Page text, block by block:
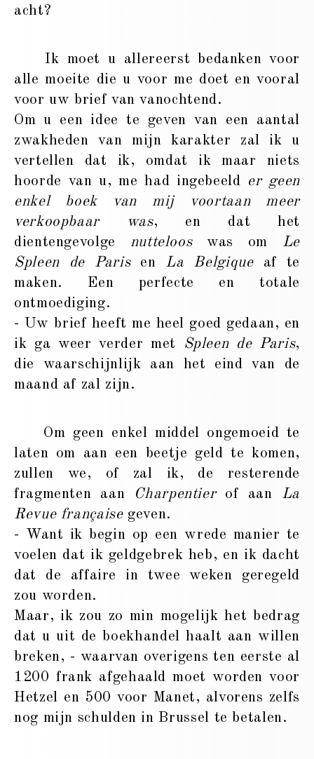
acht?
Ik moet u allereerst bedanken voor
alle moeite die u voor me doet en vooral
voor uw brief van vanochtend.
Om u een idee te geven van een aantal
zwakheden van mijn karakter zal ik u
vertellen dat ik, omdat ik maar niets
hoorde van u, me had ingebeeld er geen
enkel boek van mij voortaan meer
verkoopbaar was, en dat het
dientengevolge nuttelooswas om Le
Spleen de Paris en La Belgiqueaf te
maken. Een perfecte en totale
ontmoediging.
- Uw brief heeft me heel goed gedaan, en
ik ga weer verder met
Spleen de Paris,
die waarschijnlijk aan het eind van de
maand af zal zijn.
Om geen enkel middel ongemoeid te
laten om aan een beetje geld te komen,
zullen we, of zal ik, de resterende
fragmenten aan
Charpentierof aan La
Revue françaisegeven.
- Want ik begin op een wrede manier te
voelen dat ik geldgebrek heb, en ik dacht
dat de affaire in twee weken geregeld
zou worden.
Maar, ik zou zo min mogelijk het bedrag
dat u uit de boekhandel haalt aan willen
breken, - waarvan overigens ten eerste al
1200 frank afgehaald moet worden voor
Hetzel en 500 voor Manet, alvorens zelfs
nog mijn schulden in Brussel te betalen.